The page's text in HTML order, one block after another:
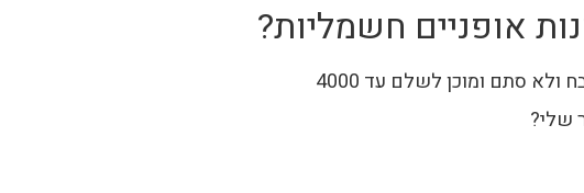
אופניים חשמליות?
סתם ומוכן לשלם עד 4000
שלי?